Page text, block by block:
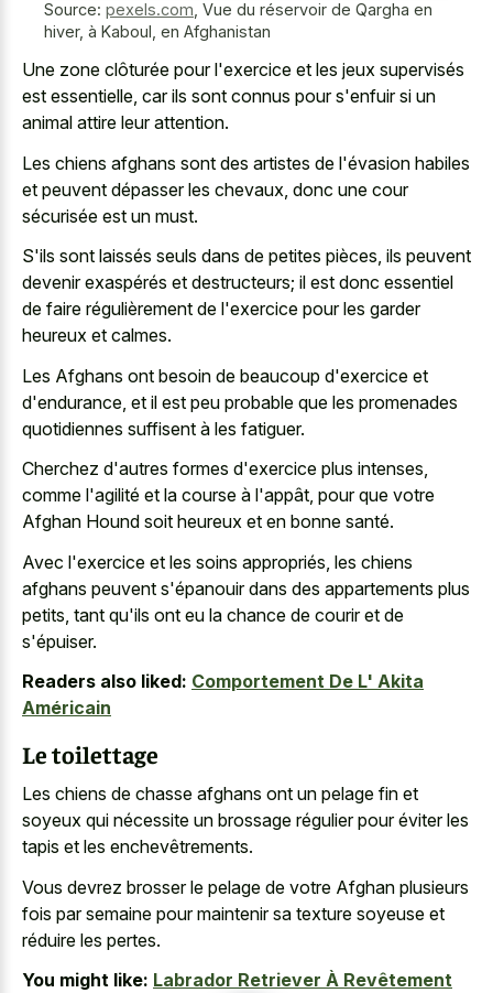
Source: pexels.com Vue du réservoir de Qargha en
hiver, à Kaboul, en Afghanistan
Une zone clôturée pour l'exercice et les jeux supervisés
est essentielle, car ils sont connus pour s'enfuir si un
animal attire leur attention.
Les chiens afghans sont des artistes de l'évasion habiles
et peuvent dépasser les chevaux, donc une cour
sécurisée est un must.
S'ils sont laissés seuls dans de petites pièces, ils peuvent
devenir exaspérés et destructeurs; il est donc essentiel
de faire régulièrement de l'exercice pour les garder
heureux et calmes.
Les Afghans ont besoin de beaucoup d'exercice et
d'endurance, et il est peu probable que les promenades
quotidiennes suffisent à les fatiguer.
Cherchez d'autres formes d'exercice plus intenses,
comme l'agilité et la course à l'appât, pour que votre
Afghan Hound soit heureux et en bonne santé.
Avec l'exercice et les soins appropriés, les chiens
afghans peuvent s'épanouir dans des appartements plus
petits, tant qu'ils ont eu la chance de courir et de
s'épuiser.
Readers also liked: Comportement De L' Akita
Américain
Le toilettage
Les chiens de chasse afghans ont un pelage fin et
soyeux qui nécessite un brossage régulier pour éviter les
tapis et les enchevêtrements.
Vous devrez brosser le pelage de votre Afghan plusieurs
fois par semaine pour maintenir sa texture soyeuse et
réduire les pertes.
You might like: Labrador Retriever À Revêtement